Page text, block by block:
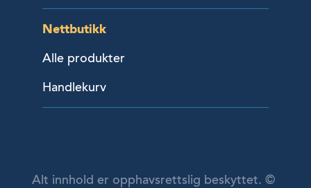
Nettbutikk
Alle produkter
Handlekurv
Alt innhold er opphavsrettslig beskyttet. ©